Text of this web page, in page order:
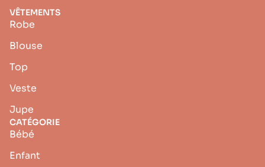
VÊTEMENTS
Robe
Blouse
Top
Veste
Jupe
CATÉGORIE
Bébé
Enfant